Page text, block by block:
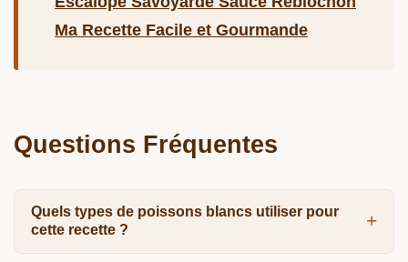
Ma Recette Facile et Gourmande
Questions Fréquentes
Quels types de poissons blancs utiliser pour
cette recette ?